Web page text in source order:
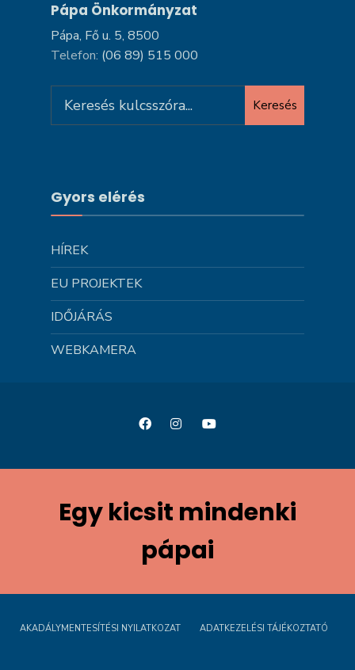
Pápa Önkormányzat
Pápa, Fő u. 5, 8500
Telefon: (06 89) 515 000
for:
Keresés
Gyors elérés
HÍREK
EU PROJEKTEK
IDŐJÁRÁS
WEBKAMERA
Egy kicsit mindenki
pápai
AKADÁLYMENTESÍTÉSI NYILATKOZAT ADATKEZELÉSI TÁJÉKOZTATÓ